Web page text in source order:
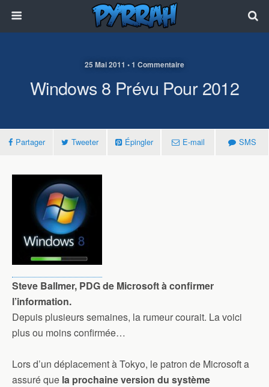
25 Mai 2011 • 1 Commentaire
Windows 8 Prévu Pour 2012
Partager Tweeter Épingler E-mail SMS
Steve Ballmer, PDG de Microsoft à confirmer
l’information.
Depuis plusieurs semaines, la rumeur courait. La voici
plus ou moins confirmée…
Lors d’un déplacement à Tokyo, le patron de Microsoft a
assuré que la prochaine version du système